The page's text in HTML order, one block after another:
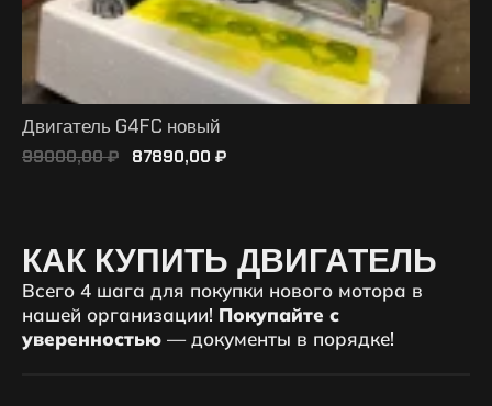
Двигатель G4FC новый
99000,00₽ 87890,00 ₽
КАК КУПИТЬ ДВИГАТЕЛЬ
Всего 4 шага для покупки нового мотора в
нашей организации! Покупайте с
уверенностью — документы в порядке!